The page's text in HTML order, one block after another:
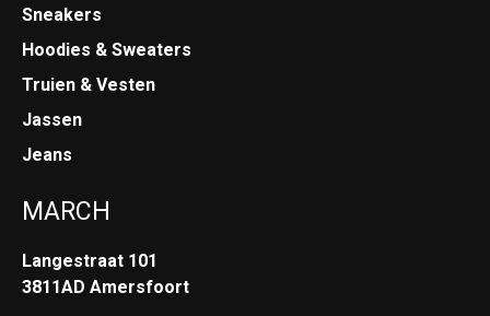
Sneakers
Hoodies & Sweaters
Truien & Vesten
Jassen
Jeans
MARCH
Langestraat 101
3811AD Amersfoort